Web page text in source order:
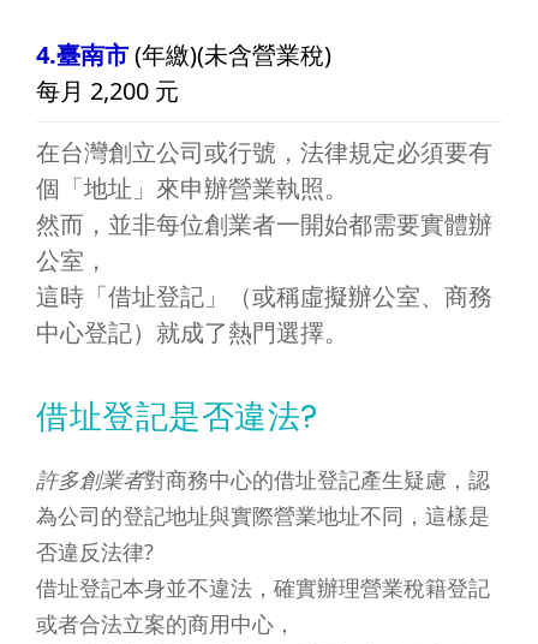
4.臺南市(年繳)(未含營業稅)
每月 2,200 元
在台灣創立公司或行號，法律規定必須要有
個「地址」來申辦營業執照。
然而，並非每位創業者一開始都需要實體辦
公室，
這時「借址登記」（或稱虛擬辦公室、商務
中心登記）就成了熱門選擇。
借址登記是否違法?
許多創業者對商務中心的借址登記產生疑慮，認
為公司的登記地址與實際營業地址不同，這樣是
否違反法律?
借址登記本身並不違法，確實辦理營業稅籍登記
或者合法立案的商用中心，